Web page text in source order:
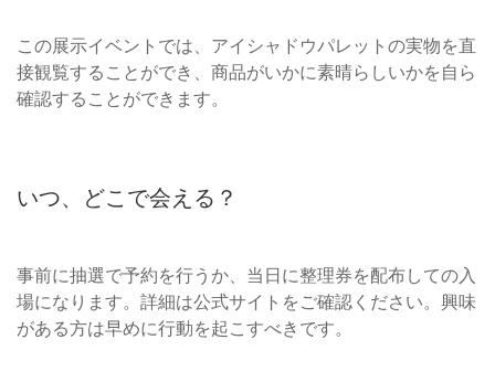
この展示イベントでは、アイシャドウパレットの実物を直
接観覧することができ、商品がいかに素晴らしいかを自ら
確認することができます。
いつ、どこで会える？
事前に抽選で予約を行うか、当日に整理券を配布しての入
場になります。詳細は公式サイトをご確認ください。興味
がある方は早めに行動を起こすべきです。